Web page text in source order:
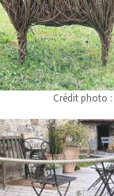
Crédit photo